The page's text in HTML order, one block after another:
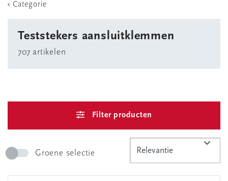
Categorie
Teststekers aansluitklemmen
707 artikelen
Filter producten
Groene selectie